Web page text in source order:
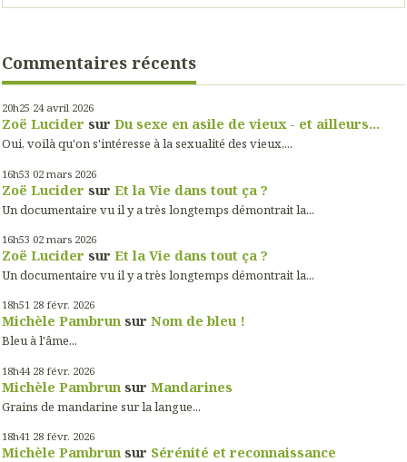
Commentaires récents
20h25 24 avril 2026
Zoë Lucider sur Du sexe en asile de vieux - et ailleurs...
Oui, voilà qu'on s'intéresse à la sexualité des vieux,...
16h53 02 mars 2026
Zoë Lucider sur Et la Vie dans tout ça ?
Un documentaire vu il y a très longtemps démontrait la...
16h53 02 mars 2026
Zoë Lucider sur Et la Vie dans tout ça ?
Un documentaire vu il y a très longtemps démontrait la...
18h51 28 févr. 2026
Michèle Pambrun sur Nom de bleu !
Bleu à l'âme...
18h44 28 févr. 2026
Michèle Pambrun sur Mandarines
Grains de mandarine sur la langue...
18h41 28 févr. 2026
Michèle Pambrun sur Sérénité et reconnaissance